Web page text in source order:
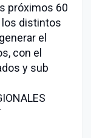
próximos 60
los distintos
el
con el
y sub